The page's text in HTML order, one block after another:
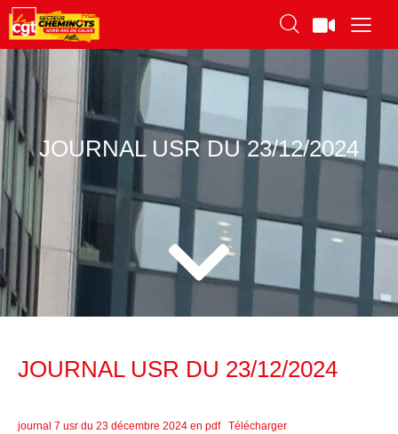
JOURNAL USR DU 23/12/2024
JOURNAL USR DU 23/12/2024
journal 7 usr du 23 décembre 2024 en pdf Télécharger